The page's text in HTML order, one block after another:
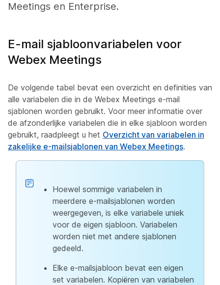
Meetings en Enterprise.
E-mail sjabloonvariabelen voor
Webex Meetings
De volgende tabel bevat een overzicht en definities van
alle variabelen die in de Webex Meetings e-mail
sjablonen worden gebruikt. Voor meer informatie over
de afzonderlijke variabelen die in elke sjabloon worden
gebruikt, raadpleegt u het Overzicht van variabelen in
zakelijke e-mailsjablonen van Webex Meetings.
Hoewel sommige variabelen in
meerdere e-mailsjablonen worden
weergegeven, is elke variabele uniek
voor de eigen sjabloon. Variabelen
worden niet met andere sjablonen
gedeeld.
Elke e-mailsjabloon bevat een eigen
set variabelen. Kopiëren van variabelen